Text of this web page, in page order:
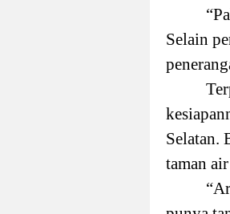
Selain
Selatan.
taman